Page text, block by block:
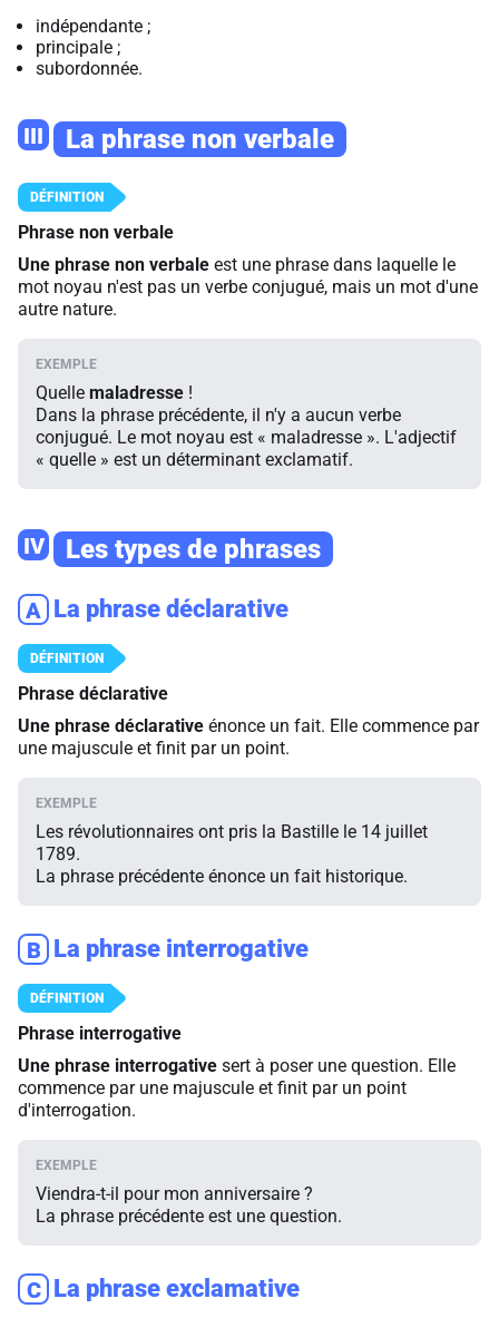
indépendante ;
principale ;
subordonnée.
III La phrase non verbale
Phrase non verbale
Une phrase non verbale est une phrase dans laquelle le
mot noyau n'est pas un verbe conjugué, mais un mot d'une
autre nature.
Quelle maladresse !
Dans la phrase précédente, il n'y a aucun verbe
conjugué. Le mot noyau est « maladresse ». L'adjectif
« quelle » est un déterminant exclamatif.
IV Les types de phrases
A La phrase déclarative
Phrase déclarative
Une phrase déclarative énonce un fait. Elle commence par
une majuscule et finit par un point.
Les révolutionnaires ont pris la Bastille le 14 juillet
1789.
La phrase précédente énonce un fait historique.
B La phrase interrogative
Phrase interrogative
Une phrase interrogative sert à poser une question. Elle
commence par une majuscule et finit par un point
d'interrogation.
Viendra-t-il pour mon anniversaire ?
La phrase précédente est une question.
C La phrase exclamative